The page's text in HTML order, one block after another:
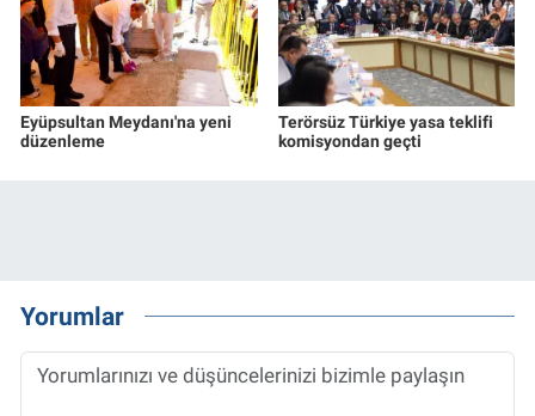
Eyüpsultan Meydanı'na yeni
düzenleme
Terörsüz Türkiye yasa teklifi
komisyondan geçti
Yorumlar